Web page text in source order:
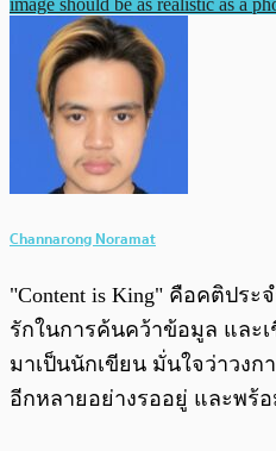
image should be as realistic as a
Channarong Noramat
"Content is King" คือคติปร
รักในการค้นคว้าข้อมูล และเ
มาเป็นนักเขียน มั่นใจว่าวงก
อีกหลายอย่างรออยู่ และพร้อ